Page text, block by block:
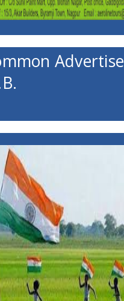
Advertise